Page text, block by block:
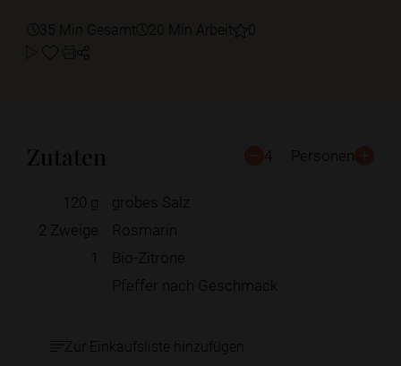
35 Min Gesamt 20 Min Arbeit 0
Zutaten 4 Personen
120 g
grobes Salz
2 Zweige
Rosmarin
1
Bio-Zitrone
Pfeffer nach Geschmack
Zur Einkaufsliste hinzufügen